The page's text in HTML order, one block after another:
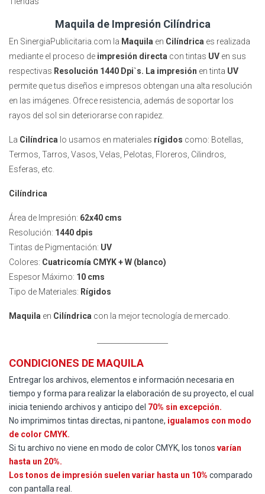
Maquila de Impresión Cilíndrica
En SinergiaPublicitaria.com la Maquila en Cilíndrica es realizada
mediante el proceso de impresión directa con tintas UV en sus
respectivas Resolución 1440 Dpi`s. La impresión en tinta UV
permite que tus diseños e impresos obtengan una alta resolución
en las imágenes. Ofrece resistencia, además de soportar los
rayos del sol sin deteriorarse con rapidez.
La Cilíndrica lo usamos en materiales rígidos como: Botellas,
Termos, Tarros, Vasos, Velas, Pelotas, Floreros, Cilindros,
Esferas, etc.
Cilíndrica
Área de Impresión: 62x40 cms
Resolución: 1440 dpis
Tintas de Pigmentación: UV
Colores: Cuatricomía CMYK + W (blanco)
Espesor Máximo: 10 cms
Tipo de Materiales: Rígidos
Maquila en Cilíndrica con la mejor tecnología de mercado.
CONDICIONES DE MAQUILA
Entregar los archivos, elementos e información necesaria en
tiempo y forma para realizar la elaboración de su proyecto, el cual
inicia teniendo archivos y anticipo del 70% sin excepción.
No imprimimos tintas directas, ni pantone, igualamos con modo
de color CMYK.
Si tu archivo no viene en modo de color CMYK, los tonos varían
hasta un 20%.
Los tonos de impresión suelen variar hasta un 10% comparado
con pantalla real.